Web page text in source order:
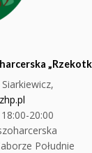
20:00
Południe